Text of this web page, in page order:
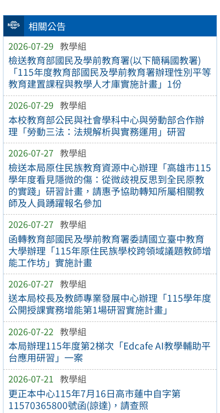
相關公告
2026-07-29 教學組
檢送教育部國民及學前教育署(以下簡稱國教署)
「115年度教育部國民及學前教育署辦理性別平等
教育建置課程與教學人才庫實施計畫」1份
2026-07-29 教學組
本校教育部公民與社會學科中心與勞動部合作辦
理「勞動三法：法規解析與實務運用」研習
2026-07-27 教學組
檢送本局原住民族教育資源中心辦理「高雄市115
學年度看見隱微的傷：從微歧視反思到全民原教
的實踐」研習計畫，請惠予協助轉知所屬相關教
師及人員踴躍報名參加
2026-07-27 教學組
函轉教育部國民及學前教育署委請國立臺中教育
大學辦理「115年原住民族學校跨領域議題教師增
能工作坊」實施計畫
2026-07-27 教學組
送本局校長及教師專業發展中心辦理「115學年度
公開授課實務增能第1場研習實施計畫」
2026-07-22 教學組
本局辦理115年度第2梯次「Edcafe AI教學輔助平
台應用研習」一案
2026-07-21 教學組
更正本中心115年7月16日高市蓮中自字第
11570365800號函(諒達)，請查照